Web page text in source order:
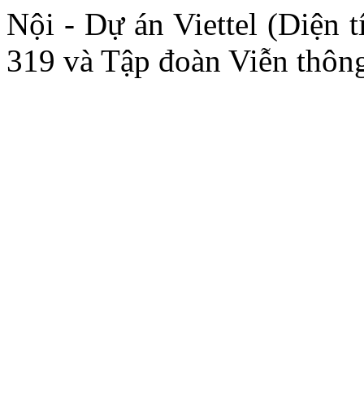
Nội - Dự án Viettel (Diện
319 và Tập đoàn Viễn